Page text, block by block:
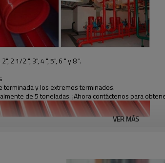
2 1/2 ", 3", 4 ", 5", 6 " y 8 ".
terminada y los extremos terminados.
de 5 toneladas. ¡Ahora contáctenos para
VER MÁS